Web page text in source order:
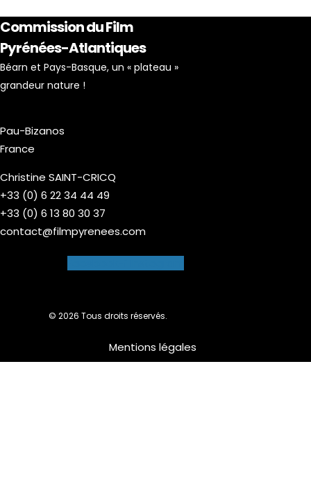
Commission du Film
Pyrénées-Atlantiques
Béarn et Pays-Basque, un « plateau »
grandeur nature !
Pau-Bizanos
France
Christine SAINT-CRICQ
+33 (0) 6 22 34 44 49
+33 (0) 6 13 80 30 37
contact@filmpyrenees.com
© 2026 Tous droits réservés.
Mentions légales